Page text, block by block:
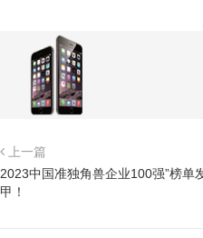
上一篇
2023中国准独角兽企业100强”榜单
甲！